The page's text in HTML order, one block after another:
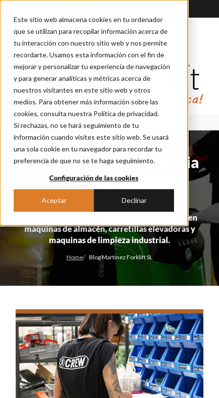
Este sitio web almacena cookies en tu ordenador
que se utilizan para recopilar información acerca de
tu interacción con nuestro sitio web y nos permite
recordarte. Usamos esta información con el fin de
mejorar y personalizar tu experiencia de navegación
y para generar analíticas y métricas acerca de
nuestros visitantes en este sitio web y otros
medios. Para obtener más información sobre las
cookies, consulta nuestra Política de privacidad.
Si rechazas, no se hará seguimiento de tu
información cuando visites este sitio web. Se usará
una sola cookie en tu navegador para recordar tu
preferencia de que no se te haga seguimiento.
Configuración de las cookies
Aceptar Declinar
ALMACEN ALQUILER CESAB TRANSPALETAS
Tu blog sobre maquinaria
de almacén y Material
handling
Mantente al dia sobre las ultimas novedades en
maquinas de almacén, carretillas elevadoras y
maquinas de limpieza industrial.
Home Blog Martinez Forklift SL